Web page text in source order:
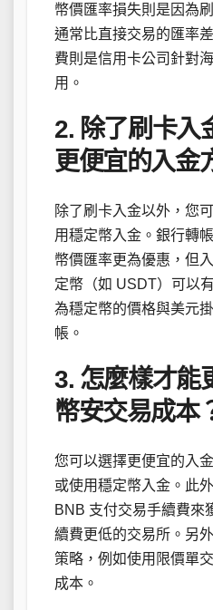
幣價匯率損失則是因為
通常比直接交易的匯率
費則是信用卡公司針對
用。
2. 除了刷卡入
更便宜的入金
除了刷卡入金以外，您
用穩定幣入金。銀行轉
幣價匯率更為優惠，但
定幣（如 USDT）可以
為穩定幣的價格與美元
帳。
3. 怎麼樣才能
幣安交易成本
您可以選擇更便宜的入
或使用穩定幣入金。此
BNB 支付交易手續費來
續費更低的交易所。另
策略，例如使用限價單
成本。